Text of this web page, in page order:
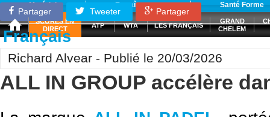
Matériel Entraînement Santé Forme
SCORES EN
DIRECT
ATP WTA LES FRANÇAIS
GRAND
CHELEM
Partager Tweeter Partager
Français
Richard Alvear - Publié le 20/03/2026
ALL IN GROUP accélère